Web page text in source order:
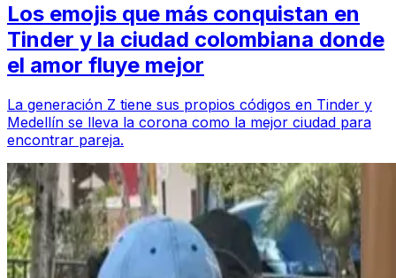
Los emojis que más conquistan en
Tinder y la ciudad colombiana donde
el amor fluye mejor
La generación Z tiene sus propios códigos en Tinder y
Medellín se lleva la corona como la mejor ciudad para
encontrar pareja.